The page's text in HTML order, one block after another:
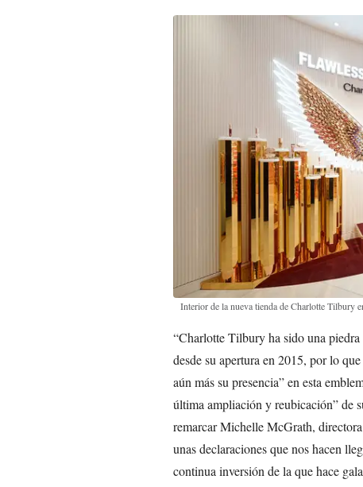
Interior de la nueva tienda de Charlotte Tilbury
“Charlotte Tilbury ha sido una
desde su apertura en 2015, por lo
aún más su presencia” en esta
última ampliación y reubicación” de
remarcar Michelle McGrath,
unas declaraciones que nos hacen
continua inversión de la que hace